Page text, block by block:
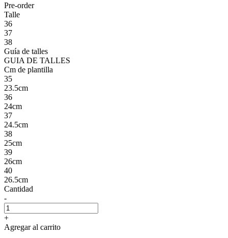
Pre-order
Talle
36
37
38
Guía de talles
GUIA DE TALLES
Cm de plantilla
35
23.5cm
36
24cm
37
24.5cm
38
25cm
39
26cm
40
26.5cm
Cantidad
-
+
Agregar al carrito